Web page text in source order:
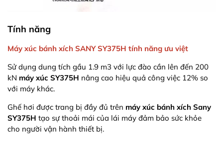
Tính năng
Máy xúc bánh xích SANY SY375H tính năng ưu việt
Sử dụng dung tích gầu 1.9 m3 với lực đào cần lên đến 200
kN máy xúc SY375H nâng cao hiệu quả công việc 12% so
với máy khác.
Ghế hơi được trang bị đầy đủ trên máy xúc bánh xích Sany
SY375H tạo sự thoải mái của lái máy đảm bảo sức khỏe
cho người vận hành thiết bị.